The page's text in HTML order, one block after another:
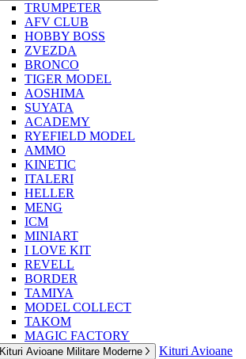
TRUMPETER
AFV CLUB
HOBBY BOSS
ZVEZDA
BRONCO
TIGER MODEL
AOSHIMA
SUYATA
ACADEMY
RYEFIELD MODEL
AMMO
KINETIC
ITALERI
HELLER
MENG
ICM
MINIART
I LOVE KIT
REVELL
BORDER
TAMIYA
MODEL COLLECT
TAKOM
MAGIC FACTORY
Kituri Avioane Militare Moderne
Kituri Avioane